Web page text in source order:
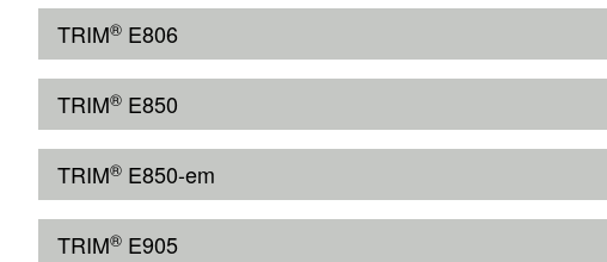
TRIM® E806
TRIM® E850
TRIM® E850-em
TRIM® E905